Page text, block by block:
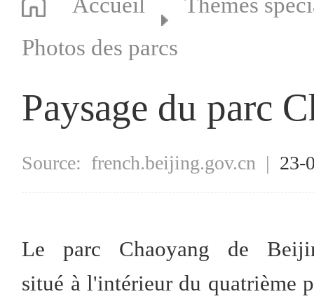
Accueil
Thèmes
Photos des parcs
Paysage du parc
Source: french.beijing.gov.cn | 23-
Le parc Chaoyang de
situé à l'intérieur du quatrième